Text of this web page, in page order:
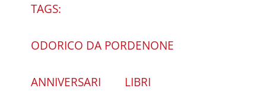
TAGS:
ODORICO DA PORDENONE
ANNIVERSARI LIBRI